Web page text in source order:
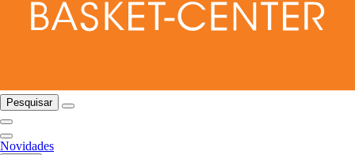
Pesquisar
Novidades